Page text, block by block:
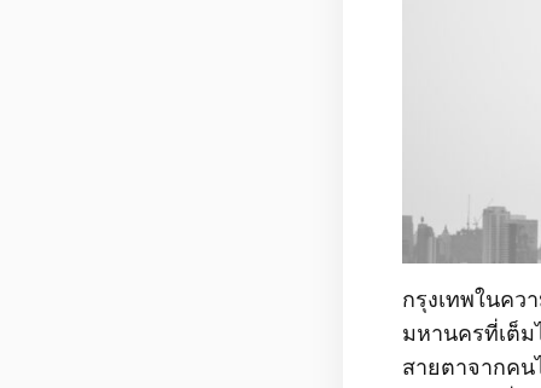
กรุงเทพในคว
มหานครที่เต็
สายตาจากค